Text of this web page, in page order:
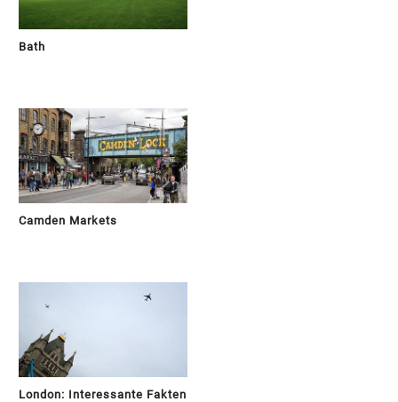
Bath
Camden Markets
London: Interessante Fakten